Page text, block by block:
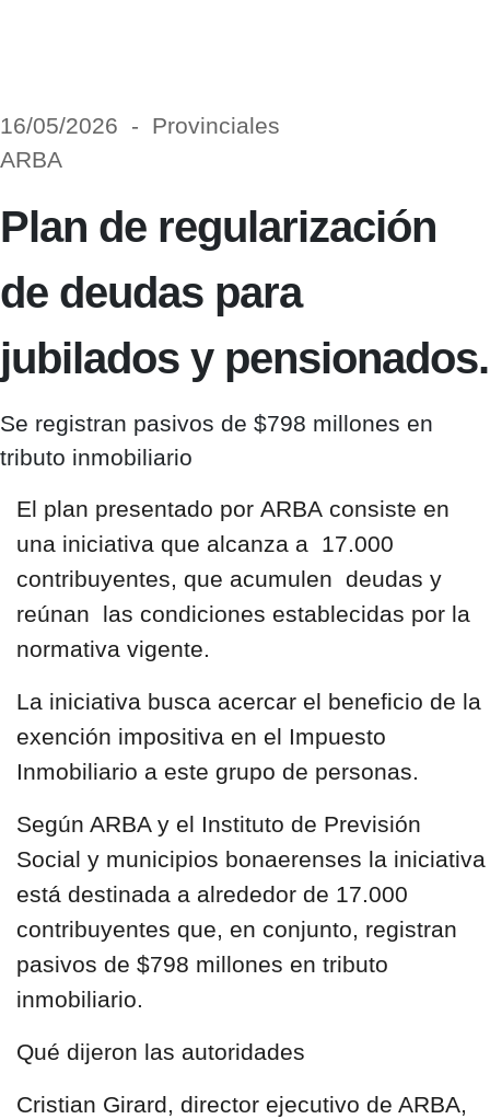
16/05/2026 - Provinciales
ARBA
Plan de regularización
de deudas para
jubilados y pensionados.
Se registran pasivos de $798 millones en
tributo inmobiliario
El plan presentado por ARBA consiste en
una iniciativa que alcanza a 17.000
contribuyentes, que acumulen deudas y
reúnan las condiciones establecidas por la
normativa vigente.
La iniciativa busca acercar el beneficio de la
exención impositiva en el Impuesto
Inmobiliario a este grupo de personas.
Según ARBA y el Instituto de Previsión
Social y municipios bonaerenses la iniciativa
está destinada a alrededor de 17.000
contribuyentes que, en conjunto, registran
pasivos de $798 millones en tributo
inmobiliario.
Qué dijeron las autoridades
Cristian Girard, director ejecutivo de ARBA,